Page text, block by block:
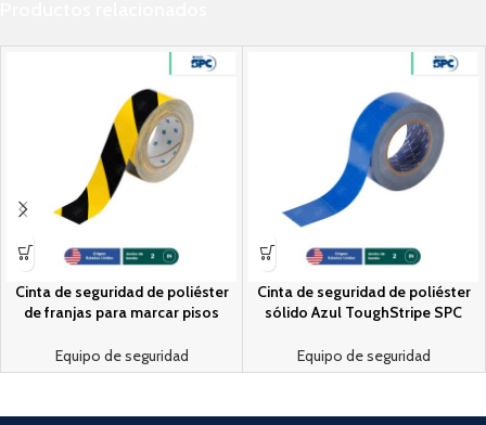
Cinta de seguridad de poliéster
de franjas para marcar pisos
Equipo de seguridad
Cinta de seguridad de poliéster
sólido Azul ToughStripe SPC
Equipo de seguridad